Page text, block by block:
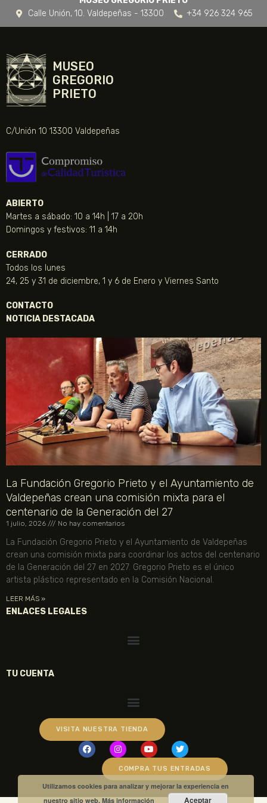
Calle Unión, 10. Valdepeñas - 13300
+34 926 324 965
MUSEO
GREGORIO
PRIETO
C/Unión 10 13300 Valdepeñas
ABIERTO
Martes a sábado: 10 a 14h | 17 a 20h
Domingos y festivos: 11 a 14h
CERRADO
Todos los lunes
24, 25 y 31 de diciembre, 1 y 6 de Enero y Viernes Santo
CONTACTO
NOTICIA DESTACADA
La Fundación Gregorio Prieto y el Ayuntamiento de
Valdepeñas crean una comisión mixta para el
centenario de la Generación del 27
1 julio, 2026 No hay comentarios
La Fundación Gregorio Prieto y el Ayuntamiento de Valdepeñas
crean una comisión mixta para coordinar los actos del centenario
de la Generación del 27 en 2027. Gregorio Prieto es el único
artista plástico representado en la Comisión Nacional.
LEER MÁS »
ENLACES LEGALES
TU CUENTA
VISITA NUESTRA TIENDA
COMPRA TUS ENTRADAS
Utilizamos cookies para analizar y mejorar la experiencia en
nuestro sitio web.Más información Aceptar